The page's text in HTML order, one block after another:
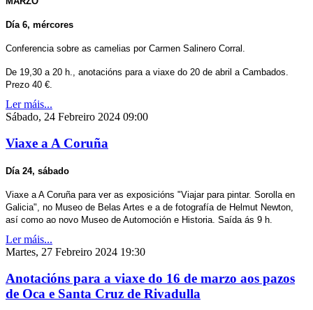
Día 6, mércores
Conferencia sobre as camelias por Carmen Salinero Corral.
De 19,30 a 20 h., anotacións para a viaxe do 20 de abril a Cambados.
Prezo 40 €.
Ler máis...
Sábado, 24 Febreiro 2024 09:00
Viaxe a A Coruña
Día 24, sábado
Viaxe a A Coruña para ver as exposicións "Viajar para pintar. Sorolla en
Galicia", no Museo de Belas Artes e a de fotografía de Helmut Newton,
así como ao novo Museo de Automoción e Historia. Saída ás 9 h.
Ler máis...
Martes, 27 Febreiro 2024 19:30
Anotacións para a viaxe do 16 de marzo aos pazos
de Oca e Santa Cruz de Rivadulla